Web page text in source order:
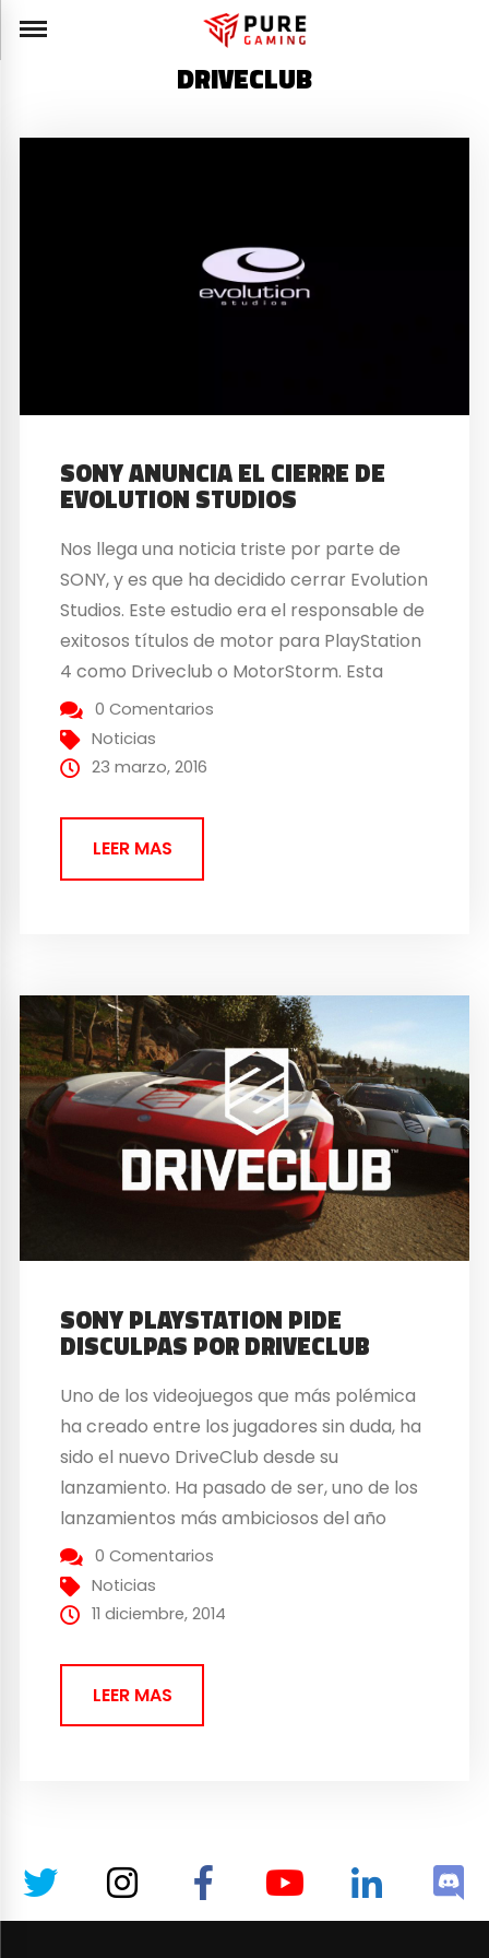
DRIVECLUB
SONY ANUNCIA EL CIERRE DE
EVOLUTION STUDIOS
Nos llega una noticia triste por parte de
SONY, y es que ha decidido cerrar Evolution
Studios. Este estudio era el responsable de
exitosos títulos de motor para PlayStation
4 como Driveclub o MotorStorm. Esta
compañía lleva en pie desde 1999 y su
especialidad siempre han sido los juegos
de motor habiéndolo desarrollados para
0 Comentarios
Noticias
23 marzo, 2016
LEER MAS
SONY PLAYSTATION PIDE
DISCULPAS POR DRIVECLUB
Uno de los videojuegos que más polémica
ha creado entre los jugadores sin duda, ha
sido el nuevo DriveClub desde su
lanzamiento. Ha pasado de ser, uno de los
lanzamientos más ambiciosos del año
para la consola de Sony, a la peor
pesadilla de la compañía. No sólo ha
sufrido graves retrasos en su
0 Comentarios
Noticias
11 diciembre, 2014
LEER MAS